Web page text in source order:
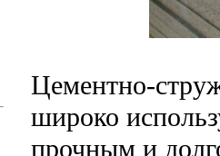
Цементно-
широко
прочным и